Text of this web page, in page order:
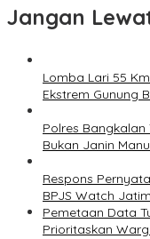
Jangan
Lomba Lari 55
Ekstrem Gunung
Polres
Bukan Janin
Respons
BPJS Watch
Pemetaan Data
Prioritaskan